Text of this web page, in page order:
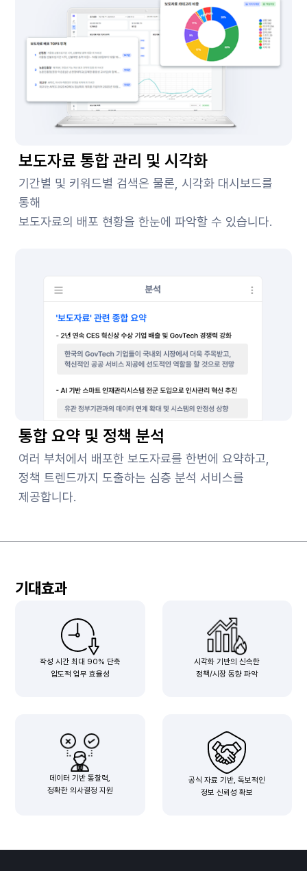
보도자료 통합 관리 및 시각화
기간별 및 키워드별 검색은 물론, 시각화 대시보드를
통해
보도자료의 배포 현황을 한눈에 파악할 수 있습니다.
통합 요약 및 정책 분석
여러 부처에서 배포한 보도자료를 한번에 요약하고,
정책 트렌드까지 도출하는 심층 분석 서비스를
제공합니다.
기대효과
작성 시간 최대 90% 단축
압도적 업무 효율성
시각화 기반의 신속한
정책/시장 동향 파악
데이터 기반 통찰력,
정확한 의사결정 지원
공식 자료 기반, 독보적인
정보 신뢰성 확보